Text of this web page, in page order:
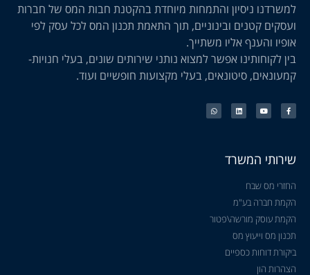
למשרדנו ניסיון והתמחות מיוחדת בהקטנת חבות המס של חברות
ועסקים קטנים ובינוניים, תוך התאמת תכנון המס לכל עסק לפי
אופיו והענף אליו משתייך.
בין לקוחותינו אפשר למצוא נותני שירותים שונים, בעלי חנויות-
קמעונאים, סיטונאים, בעלי מקצועות חופשיים ועוד.
שירותי המשרד
החזרי מס שבח
הקמת חברה בע"מ
הקמת עוסק מורשה\פטור
תכנון מס וייעוץ מס
ביקורת דוחות כספיים
הצהרות הון